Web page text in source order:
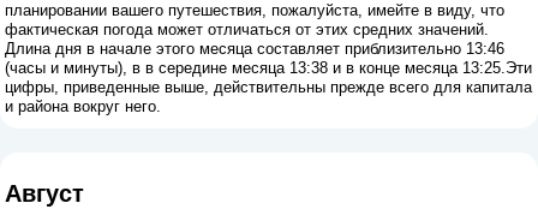
планировании вашего путешествия, пожалуйста, имейте в виду, что
фактическая погода может отличаться от этих средних значений.
Длина дня в начале этого месяца составляет приблизительно 13:46
(часы и минуты), в в середине месяца 13:38 и в конце месяца 13:25.Эти
цифры, приведенные выше, действительны прежде всего для капитала
и района вокруг него.
Август